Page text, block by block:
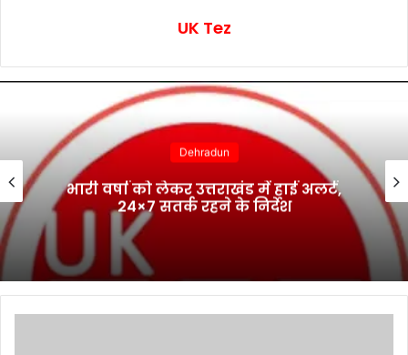
UK Tez
Dehradun
भारी वर्षा को लेकर उत्तराखंड में हाई अलर्ट,
24×7 सतर्क रहने के निर्देश